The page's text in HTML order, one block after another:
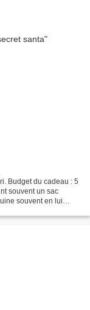
Budget du cadeau : 5
souvent un sac
souvent en lui